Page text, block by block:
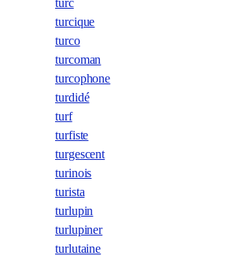
turc
turcique
turco
turcoman
turcophone
turdidé
turf
turfiste
turgescent
turinois
turista
turlupin
turlupiner
turlutaine